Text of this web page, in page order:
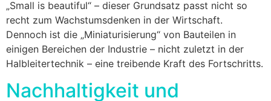
„Small is beautiful“ – dieser Grundsatz passt nicht so
recht zum Wachstumsdenken in der Wirtschaft.
Dennoch ist die „Miniaturisierung“ von Bauteilen in
einigen Bereichen der Industrie – nicht zuletzt in der
Halbleitertechnik – eine treibende Kraft des Fortschritts.
Nachhaltigkeit und